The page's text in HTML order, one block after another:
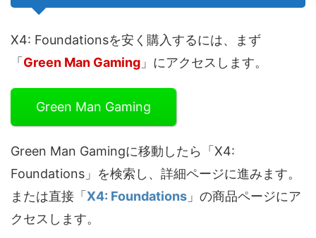
X4: Foundationsを安く購入するには、まず
「 Green Man Gaming 」にアクセスします。
Green Man Gaming
Green Man Gamingに移動したら「X4:
Foundations」を検索し、詳細ページに進みます。
または直接「 X4: Foundations 」の商品ページにア
クセスします。